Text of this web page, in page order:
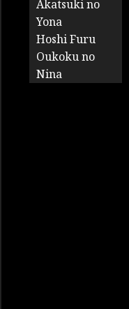
Akatsuki no
Yona
Hoshi Furu
Oukoku no
Nina